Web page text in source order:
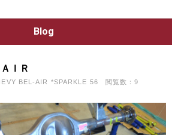
Blog
ＩＲ
BEL-AIR *SPARKLE 56 閲覧数：9